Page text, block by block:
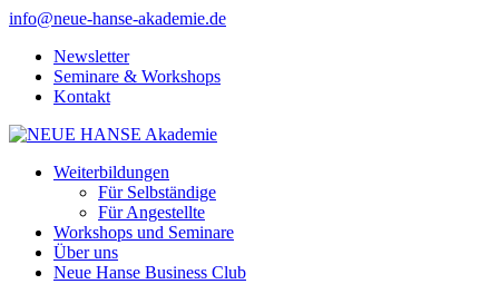
info@neue-hanse-akademie.de
Newsletter
Seminare & Workshops
Kontakt
Weiterbildungen
Für Selbständige
Für Angestellte
Workshops und Seminare
Über uns
Neue Hanse Business Club